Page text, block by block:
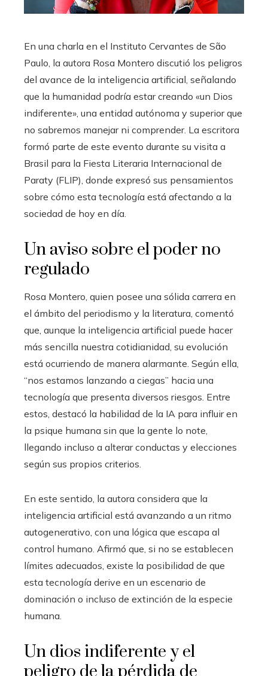
En una charla en el Instituto Cervantes de São
Paulo, la autora Rosa Montero discutió los peligros
del avance de la inteligencia artificial, señalando
que la humanidad podría estar creando «un Dios
indiferente», una entidad autónoma y superior que
no sabremos manejar ni comprender. La escritora
formó parte de este evento durante su visita a
Brasil para la Fiesta Literaria Internacional de
Paraty (FLIP), donde expresó sus pensamientos
sobre cómo esta tecnología está afectando a la
sociedad de hoy en día.
Un aviso sobre el poder no
regulado
Rosa Montero, quien posee una sólida carrera en
el ámbito del periodismo y la literatura, comentó
que, aunque la inteligencia artificial puede hacer
más sencilla nuestra cotidianidad, su evolución
está ocurriendo de manera alarmante. Según ella,
“nos estamos lanzando a ciegas” hacia una
tecnología que presenta diversos riesgos. Entre
estos, destacó la habilidad de la IA para influir en
la psique humana sin que la gente lo note,
llegando incluso a alterar conductas y elecciones
según sus propios criterios.
En este sentido, la autora considera que la
inteligencia artificial está avanzando a un ritmo
autogenerativo, con una lógica que escapa al
control humano. Afirmó que, si no se establecen
límites adecuados, existe la posibilidad de que
esta tecnología derive en un escenario de
dominación o incluso de extinción de la especie
humana.
Un dios indiferente y el
peligro de la pérdida de